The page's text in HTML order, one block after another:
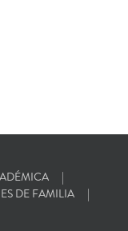
DE FAMILIA